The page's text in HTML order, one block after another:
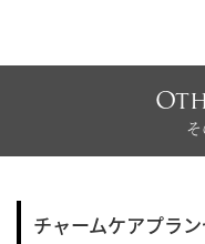
チャームケアプラ